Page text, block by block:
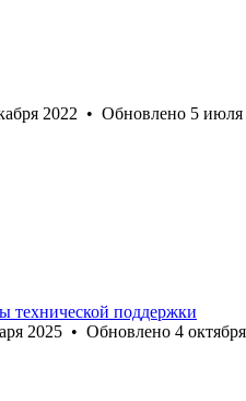
2022 • Обновлено 5 июля
технической поддержки
2025 • Обновлено 4